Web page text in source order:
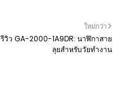
ใหม่กว่า
รีวิว GA-2000-1A9DR: นาฬิกาสาย
ลุยสำหรับวัยทำงาน